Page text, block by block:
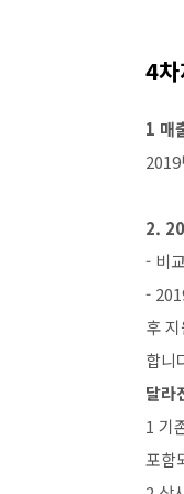
4
1 매
2.
- 비
-
후
합니
달라
1 기
포함